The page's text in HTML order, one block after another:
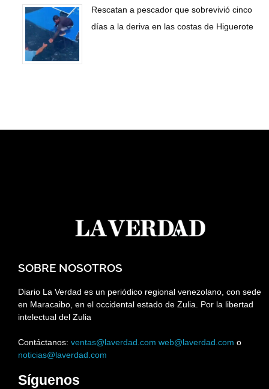
Rescatan a pescador que sobrevivió cinco
días a la deriva en las costas de Higuerote
SOBRE NOSOTROS
Diario La Verdad es un periódico regional venezolano, con sede
en Maracaibo, en el occidental estado de Zulia. Por la libertad
intelectual del Zulia
Contáctanos: ventas@laverdad.com web@laverdad.com o
noticias@laverdad.com
Síguenos